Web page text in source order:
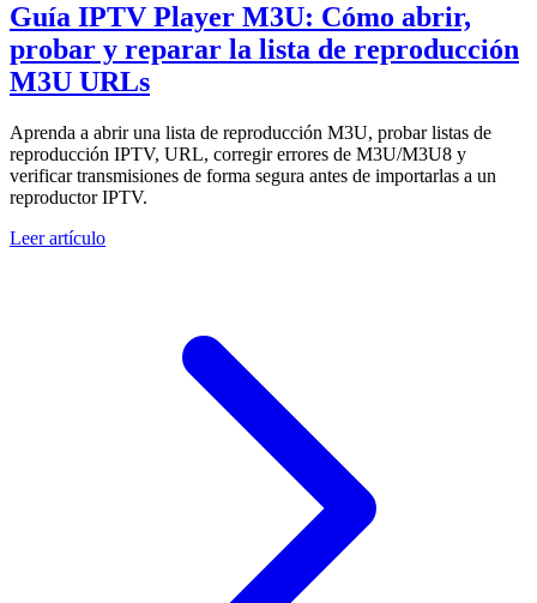
Guía IPTV Player M3U: Cómo abrir,
probar y reparar la lista de reproducción
M3U URLs
Aprenda a abrir una lista de reproducción M3U, probar listas de
reproducción IPTV, URL, corregir errores de M3U/M3U8 y
verificar transmisiones de forma segura antes de importarlas a un
reproductor IPTV.
Leer artículo